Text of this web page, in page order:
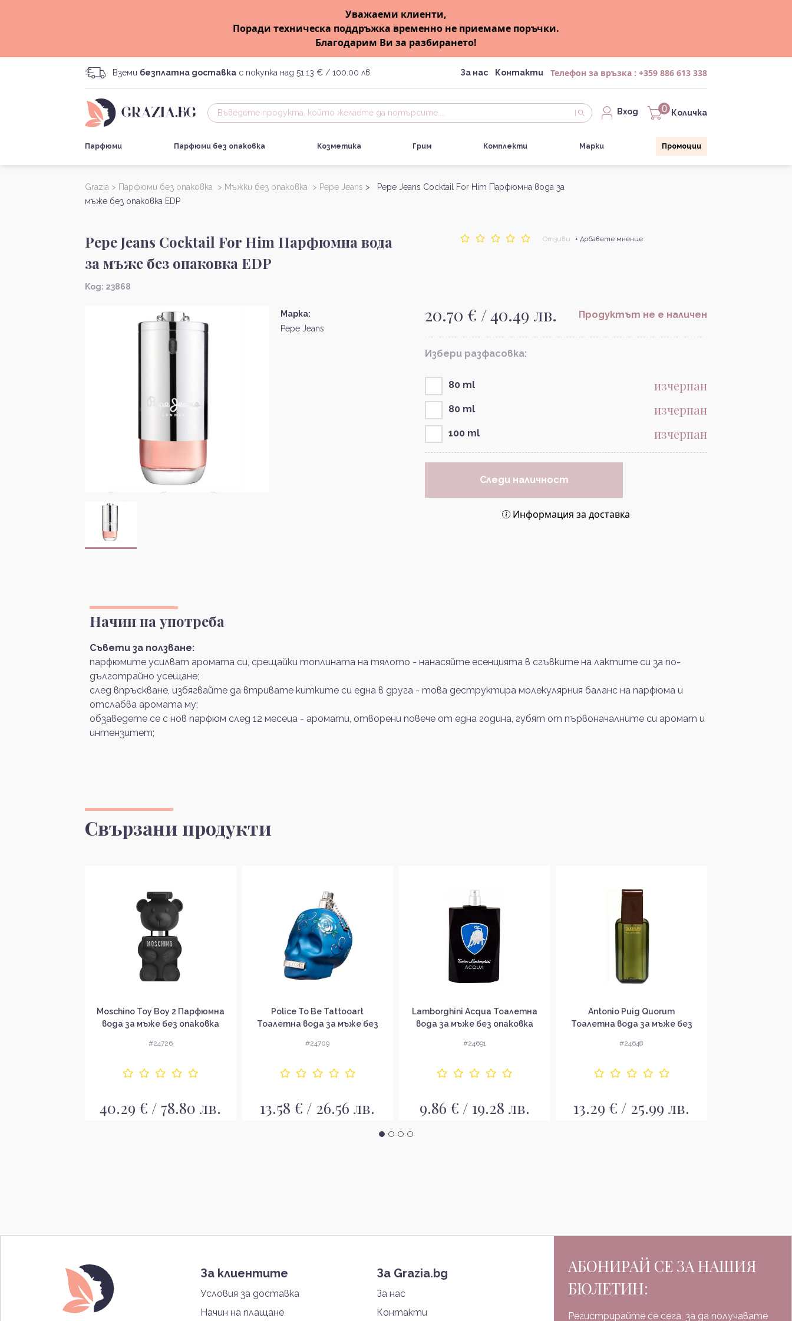
Уважаеми клиенти,
Поради техническа поддръжка временно не приемаме поръчки.
Благодарим Ви за разбирането!
Вземи безплатна доставка с покупка над 51.13 € / 100.00 лв. За нас Контакти Телефон за връзка : +359 886 613 338
Вход 0 Количка
Парфюми Парфюми без опаковка Козметика Грим Комплекти Марки Промоции
Grazia > Парфюми без опаковка > Мъжки без опаковка > Pepe Jeans > Pepe Jeans Cocktail For Him Парфюмна вода за
мъже без опаковка EDP
Pepe Jeans Cocktail For Him Парфюмна вода
за мъже без опаковка EDP
Kод: 23868
Отзиви + Добавете мнение
Марка:
Pepe Jeans
20.70 € / 40.49 лв. Продуктът не е наличен
Избери разфасовка:
80 ml изчерпан
80 ml изчерпан
100 ml изчерпан
Следи наличност
Информация за доставка
Начин на употреба
Съвети за ползване:
парфюмите усилват аромата си, срещайки топлината на тялото - нанасяйте есенцията в сгъвките на лактите си за по-
дълготрайно усещане;
след впръскване, избягвайте да втривате китките си една в друга - това деструктира молекулярния баланс на парфюма и
отслабва аромата му;
обзаведете се с нов парфюм след 12 месеца - аромати, отворени повече от една година, губят от първоначалните си аромат и
интензитет;
Свързани продукти
Moschino Toy Boy 2 Парфюмна
вода за мъже без опаковка
#24726
40.29 € / 78.80 лв.
Police To Be Tattooart
Тоалетна вода за мъже без
#24709
13.58 € / 26.56 лв.
Lamborghini Acqua Тоалетна
вода за мъже без опаковка
#24691
9.86 € / 19.28 лв.
Antonio Puig Quorum
Тоалетна вода за мъже без
#24648
13.29 € / 25.99 лв.
За клиентите
Условия за доставка
Начин на плащане
За Grazia.bg
За нас
Контакти
АБОНИРАЙ СЕ ЗА НАШИЯ
БЮЛЕТИН:
Регистрирайте се сега, за да получавате